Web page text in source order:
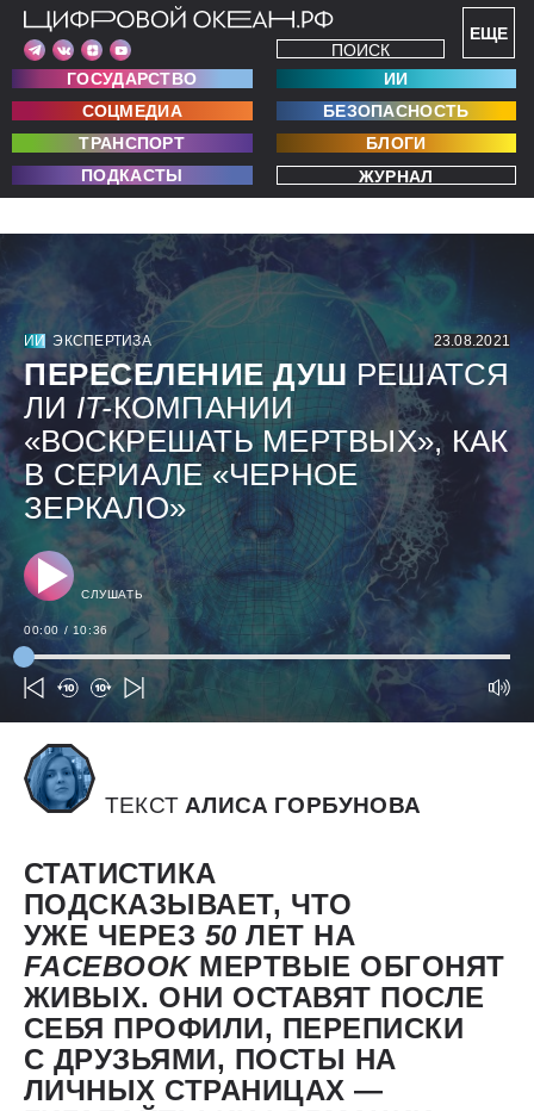
ЕЩЕ
ПОИСК
ГОСУДАРСТВО
ИИ
СОЦМЕДИА
БЕЗОПАСНОСТЬ
ТРАНСПОРТ
БЛОГИ
ПОДКАСТЫ
ЖУРНАЛ
ИИ ЭКСПЕРТИЗА 23.08.2021
ПЕРЕСЕЛЕНИЕ ДУШ РЕШАТСЯ
ЛИ IT-КОМПАНИИ
«ВОСКРЕШАТЬ МЕРТВЫХ», КАК
В СЕРИАЛЕ «ЧЕРНОЕ
ЗЕРКАЛО»
СЛУШАТЬ
00:00 / 10:36
ТЕКСТ АЛИСА ГОРБУНОВА
СТАТИСТИКА
ПОДСКАЗЫВАЕТ, ЧТО
УЖЕ ЧЕРЕЗ 50 ЛЕТ НА
FACEBOOK МЕРТВЫЕ ОБГОНЯТ
ЖИВЫХ. ОНИ ОСТАВЯТ ПОСЛЕ
СЕБЯ ПРОФИЛИ, ПЕРЕПИСКИ
С ДРУЗЬЯМИ, ПОСТЫ НА
ЛИЧНЫХ СТРАНИЦАХ — ​